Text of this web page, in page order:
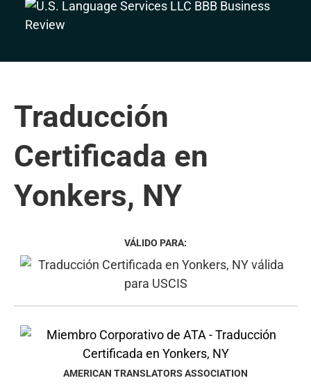
Traducción
Certificada en
Yonkers, NY
VÁLIDO PARA:
AMERICAN TRANSLATORS ASSOCIATION